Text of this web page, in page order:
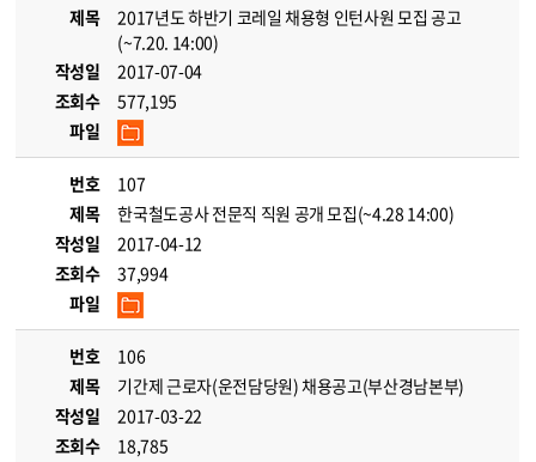
제목
2017년도 하반기 코레일 채용형 인턴사원 모집 공고
(~7.20. 14:00)
작성일
2017-07-04
조회수
577,195
파일
번호
107
제목
한국철도공사 전문직 직원 공개 모집(~4.28 14:00)
작성일
2017-04-12
조회수
37,994
파일
번호
106
제목
기간제 근로자(운전담당원) 채용공고(부산경남본부)
작성일
2017-03-22
조회수
18,785